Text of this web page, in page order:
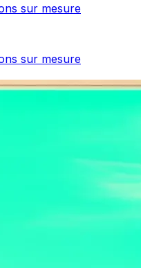
sur mesure
sur mesure